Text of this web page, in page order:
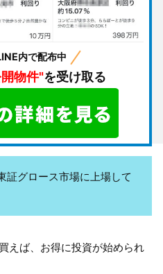
内で配布中
物件"を受け取る
証グロース市場に上場して
えば、お得に投資が始められ